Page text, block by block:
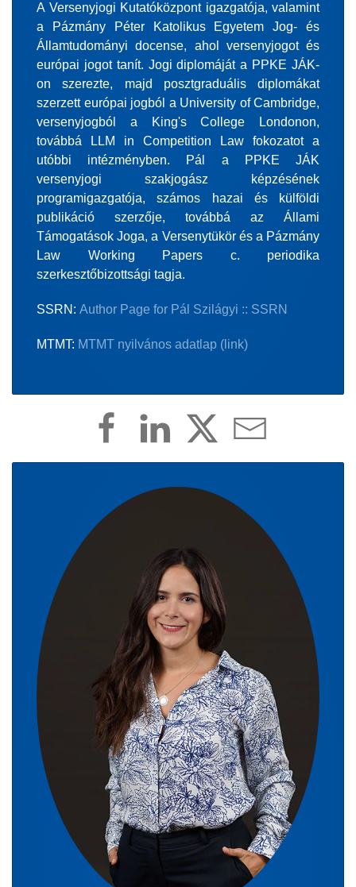
A Versenyjogi Kutatóközpont igazgatója, valamint
a Pázmány Péter Katolikus Egyetem Jog- és
Államtudományi docense, ahol versenyjogot és
európai jogot tanít. Jogi diplomáját a PPKE JÁK-
on szerezte, majd posztgraduális diplomákat
szerzett európai jogból a University of Cambridge,
versenyjogból a King's College Londonon,
továbbá LLM in Competition Law fokozatot a
utóbbi intézményben. Pál a PPKE JÁK
versenyjogi szakjogász képzésének
programigazgatója, számos hazai és külföldi
publikáció szerzője, továbbá az Állami
Támogatások Joga, a Versenytükör és a Pázmány
Law Working Papers c. periodika
szerkesztőbizottsági tagja.
SSRN: Author Page for Pál Szilágyi :: SSRN
MTMT: MTMT nyilvános adatlap (link)